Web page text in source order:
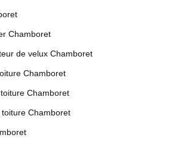
Chamboret
de velux Chamboret
Chamboret
Chamboret
Chamboret